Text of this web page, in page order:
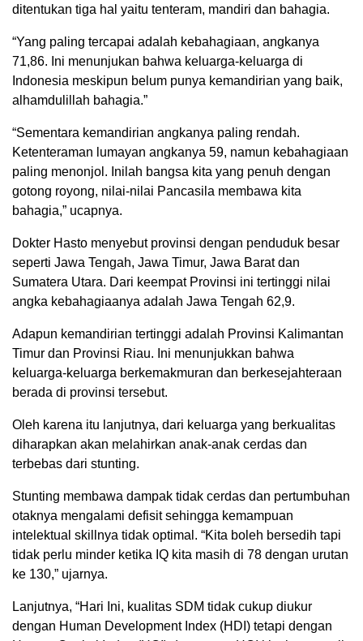
ditentukan tiga hal yaitu tenteram, mandiri dan bahagia.
“Yang paling tercapai adalah kebahagiaan, angkanya
71,86. Ini menunjukan bahwa keluarga-keluarga di
Indonesia meskipun belum punya kemandirian yang baik,
alhamdulillah bahagia.”
“Sementara kemandirian angkanya paling rendah.
Ketenteraman lumayan angkanya 59, namun kebahagiaan
paling menonjol. Inilah bangsa kita yang penuh dengan
gotong royong, nilai-nilai Pancasila membawa kita
bahagia,” ucapnya.
Dokter Hasto menyebut provinsi dengan penduduk besar
seperti Jawa Tengah, Jawa Timur, Jawa Barat dan
Sumatera Utara. Dari keempat Provinsi ini tertinggi nilai
angka kebahagiaanya adalah Jawa Tengah 62,9.
Adapun kemandirian tertinggi adalah Provinsi Kalimantan
Timur dan Provinsi Riau. Ini menunjukkan bahwa
keluarga-keluarga berkemakmuran dan berkesejahteraan
berada di provinsi tersebut.
Oleh karena itu lanjutnya, dari keluarga yang berkualitas
diharapkan akan melahirkan anak-anak cerdas dan
terbebas dari stunting.
Stunting membawa dampak tidak cerdas dan pertumbuhan
otaknya mengalami defisit sehingga kemampuan
intelektual skillnya tidak optimal. “Kita boleh bersedih tapi
tidak perlu minder ketika IQ kita masih di 78 dengan urutan
ke 130,” ujarnya.
Lanjutnya, “Hari Ini, kualitas SDM tidak cukup diukur
dengan Human Development Index (HDI) tetapi dengan